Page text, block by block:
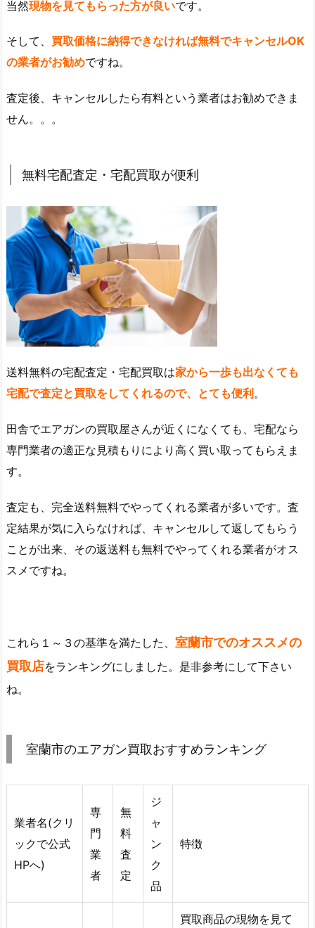
当然現物を見てもらった方が良いです。
そして、 買取価格に納得できなければ無料でキャンセルOK
の業者がお勧めですね。
査定後、キャンセルしたら有料という業者はお勧めできま
せん。。。
無料宅配査定・宅配買取が便利
送料無料の宅配査定・宅配買取は家から一歩も出なくても
宅配で査定と買取をしてくれるので、とても便利。
田舎でエアガンの買取屋さんが近くになくても、宅配なら
専門業者の適正な見積もりにより高く買い取ってもらえま
す。
査定も、完全送料無料でやってくれる業者が多いです。査
定結果が気に入らなければ、キャンセルして返してもらう
ことが出来、その返送料も無料でやってくれる業者がオス
スメですね。
これら１～３の基準を満たした、 室蘭市でのオススメの
買取店をランキングにしました。是非参考にして下さい
ね。
室蘭市のエアガン買取おすすめランキング
業者名(クリ
ックで公式
HPへ)
専
門
業
者
無
料
査
定
ジ
ャ
ン
ク
品
特徴
買取商品の現物を見て